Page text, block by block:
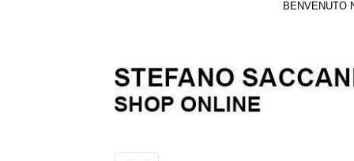
BENVENUTO